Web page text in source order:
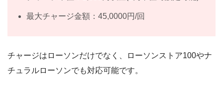
最大チャージ金額：45,0000円/回
チャージはローソンだけでなく、ローソンストア100やナ
チュラルローソンでも対応可能です。